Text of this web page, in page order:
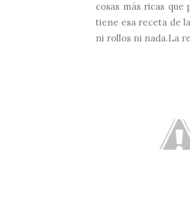
cosas más ricas
tiene esa receta de
ni rollos ni nada.La